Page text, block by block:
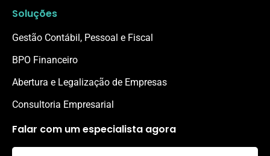
Soluções
Gestão Contábil, Pessoal e Fiscal
BPO Financeiro
Abertura e Legalização de Empresas
Consultoria Empresarial
Falar com um especialista agora